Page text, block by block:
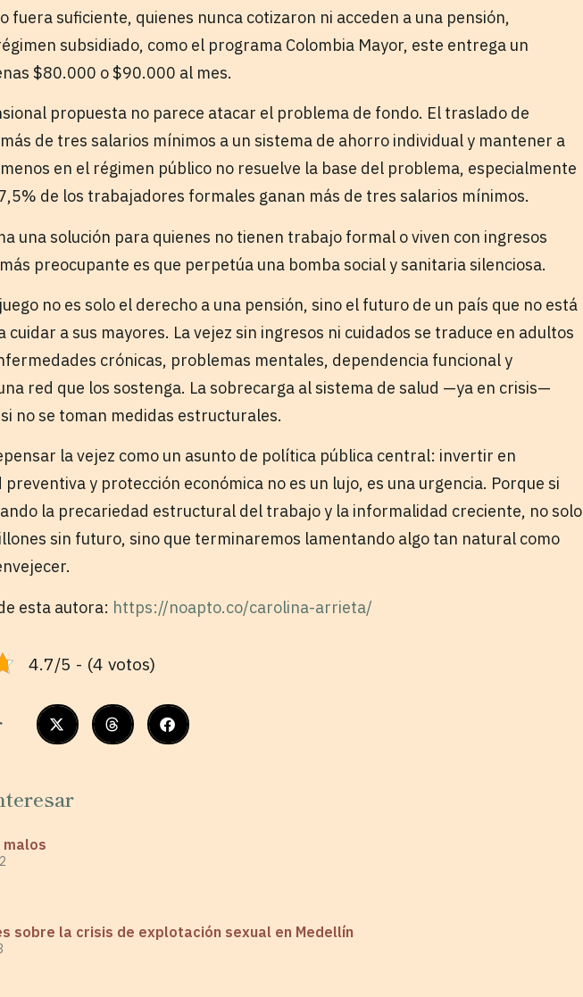
fuera suficiente, quienes nunca cotizaron ni acceden a una pensión,
subsidiado, como el programa Colombia Mayor, este entrega un
$80.000 o $90.000 al mes.
propuesta no parece atacar el problema de fondo. El traslado de
de tres salarios mínimos a un sistema de ahorro individual y mantener a
en el régimen público no resuelve la base del problema, especialmente
de los trabajadores formales ganan más de tres salarios mínimos.
una solución para quienes no tienen trabajo formal o viven con ingresos
preocupante es que perpetúa una bomba social y sanitaria silenciosa.
no es solo el derecho a una pensión, sino el futuro de un país que no está
cuidar a sus mayores. La vejez sin ingresos ni cuidados se traduce en adultos
crónicas, problemas mentales, dependencia funcional y
red que los sostenga. La sobrecarga al sistema de salud —ya en crisis—
no se toman medidas estructurales.
la vejez como un asunto de política pública central: invertir en
preventiva y protección económica no es un lujo, es una urgencia. Porque si
la precariedad estructural del trabajo y la informalidad creciente, no solo
sin futuro, sino que terminaremos lamentando algo tan natural como
esta autora: https://noapto.co/carolina-arrieta/
4.7/5 - (4 votos)
malos
sobre la crisis de explotación sexual en Medellín